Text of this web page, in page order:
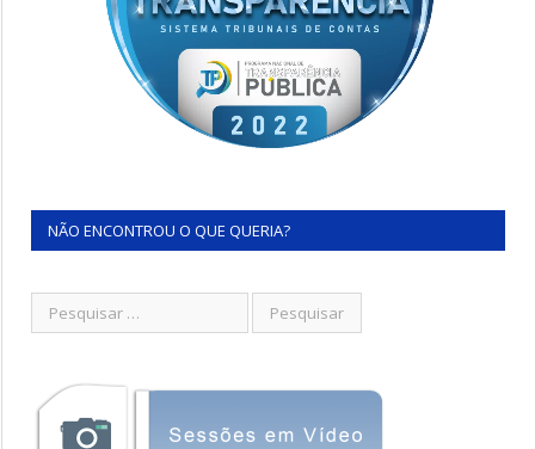
NÃO ENCONTROU O QUE QUERIA?